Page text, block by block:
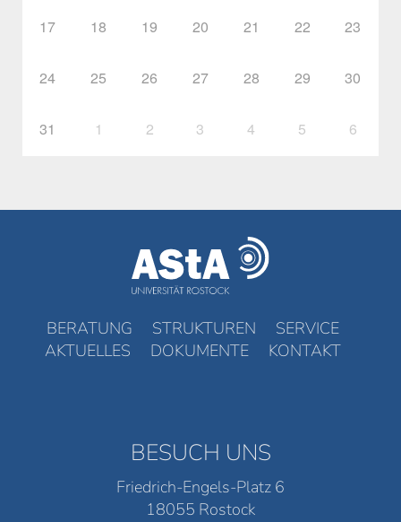
17 18 19 20 21 22 23
24 25 26 27 28 29 30
31 1 2 3 4 5 6
BERATUNG STRUKTUREN
SERVICE
AKTUELLES
DOKUMENTE KONTAKT
BESUCH UNS
Friedrich-Engels-Platz 6
18055 Rostock